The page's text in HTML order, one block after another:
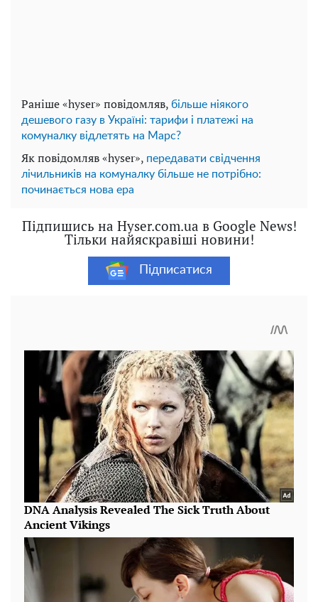
Раніше «hyser» повідомляв, більше ніякого
дешевого газу в Україні: тарифи і платежі на
комуналку відлетять на Марс?
Як повідомляв «hyser», передавати свідчення
лічильників на комуналку більше не потрібно:
починається нова ера
Підпишись на Hyser.com.ua в Google News!
Тільки найяскравіші новини!
Підписатися